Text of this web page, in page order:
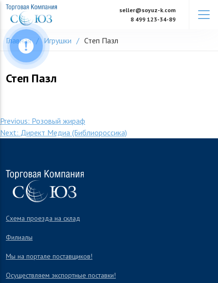
Skip
content
seller@soyuz-k.com
8 499 123-34-89
Главная Игрушки Степ Пазл
Степ Пазл
Навигация
по
Previous: Розовый жираф
Next: Директ Медиа (Библиороссика)
Схема проезда на склад
Филиалы
Мы на портале поставщиков!
Осуществляем экспортные поставки!